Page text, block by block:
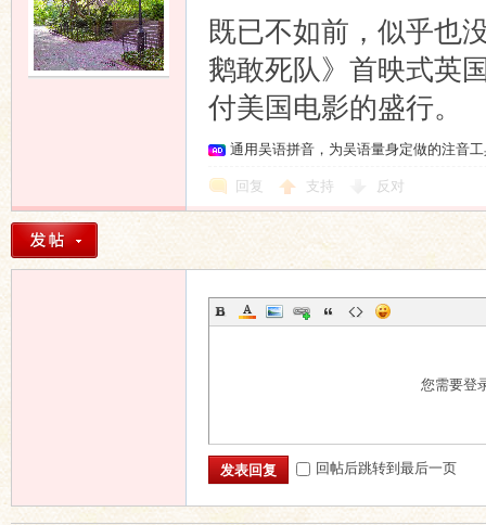
既已不如前，似乎也
鹅敢死队》首映式英
付美国电影的盛行。
通用吴语拼音，为吴语量身定做的注音
回复 支持 反对
您需要登
发表回复 回帖后跳转到最后一页